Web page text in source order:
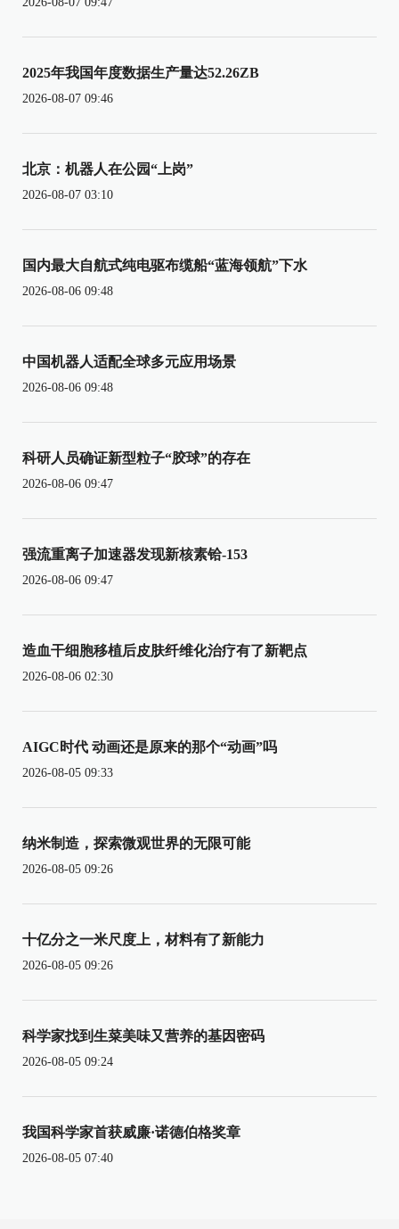
2025年我国年度数据生产量达52.26ZB
2026-08-07 09:46
北京：机器人在公园“上岗”
2026-08-07 03:10
国内最大自航式纯电驱布缆船“蓝海领航”下水
2026-08-06 09:48
中国机器人适配全球多元应用场景
2026-08-06 09:48
科研人员确证新型粒子“胶球”的存在
2026-08-06 09:47
强流重离子加速器发现新核素铪-153
2026-08-06 09:47
造血干细胞移植后皮肤纤维化治疗有了新靶点
2026-08-06 02:30
AIGC时代 动画还是原来的那个“动画”吗
2026-08-05 09:33
纳米制造，探索微观世界的无限可能
2026-08-05 09:26
十亿分之一米尺度上，材料有了新能力
2026-08-05 09:26
科学家找到生菜美味又营养的基因密码
2026-08-05 09:24
我国科学家首获威廉·诺德伯格奖章
2026-08-05 07:40